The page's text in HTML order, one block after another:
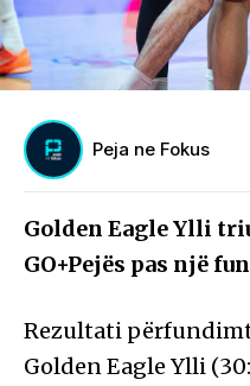
Peja ne Fokus
Golden Eagle Ylli
GO+Pejës pas një
Rezultati
Golden Eagle Ylli